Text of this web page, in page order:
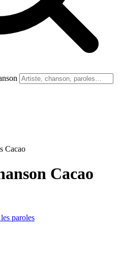
Cacao
Cacao
paroles